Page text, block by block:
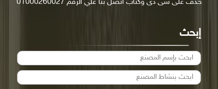
حذف على سى دى وكتاب اتصل بنا علي الرقم 01000260027
إبحث